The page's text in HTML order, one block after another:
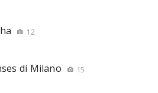
12
di Milano 15